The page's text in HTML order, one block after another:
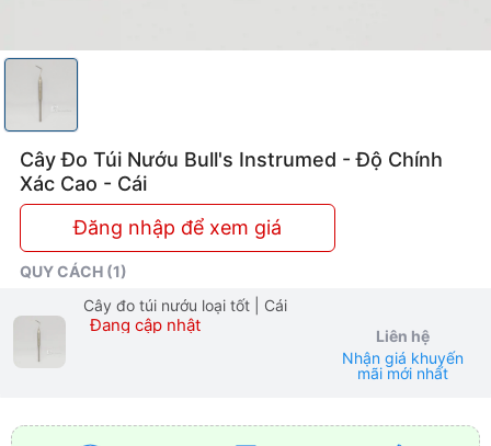
Đối
Cây Đo Túi Nướu Bull's Instrumed - Độ Chính
Xác Cao - Cái
Đăng nhập để xem giá
QUY CÁCH (1)
Cây đo túi nướu loại tốt
| Cái
Đang cập nhật
Liên hệ
Nhận giá khuyến
mãi mới nhất